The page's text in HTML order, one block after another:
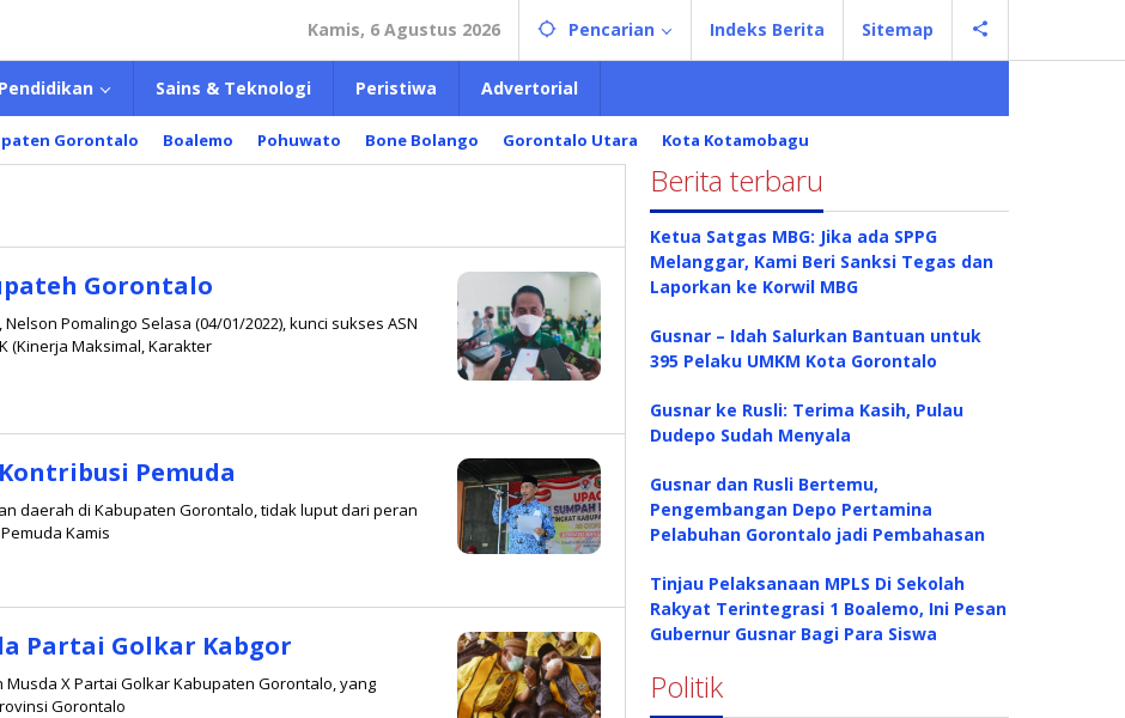
Kamis, 6 Agustus 2026 Pencarian Indeks Berita Sitemap
Pendidikan Sains & Teknologi Peristiwa Advertorial
Gorontalo Boalemo Pohuwato Bone Bolango Gorontalo Utara Kota Kotamobagu
Gorontalo
Pomalingo Selasa (04/01/2022), kunci sukses ASN
(Kinerja Maksimal, Karakter
Pemuda
daerah di Kabupaten Gorontalo, tidak luput dari peran
Kamis
Partai Golkar Kabgor
Musda X Partai Golkar Kabupaten Gorontalo, yang
Gorontalo
Berita terbaru
Ketua Satgas MBG: Jika ada SPPG
Melanggar, Kami Beri Sanksi Tegas dan
Laporkan ke Korwil MBG
Gusnar – Idah Salurkan Bantuan untuk
395 Pelaku UMKM Kota Gorontalo
Gusnar ke Rusli: Terima Kasih, Pulau
Dudepo Sudah Menyala
Gusnar dan Rusli Bertemu,
Pengembangan Depo Pertamina
Pelabuhan Gorontalo jadi Pembahasan
Tinjau Pelaksanaan MPLS Di Sekolah
Rakyat Terintegrasi 1 Boalemo, Ini Pesan
Gubernur Gusnar Bagi Para Siswa
Politik